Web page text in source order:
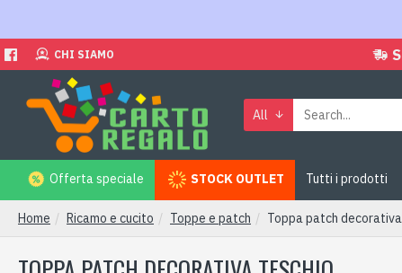
CHI SIAMO
All
Offerta speciale STOCK OUTLET Tutti i prodotti
Home Ricamo e cucito Toppe e patch Toppa patch decorativa